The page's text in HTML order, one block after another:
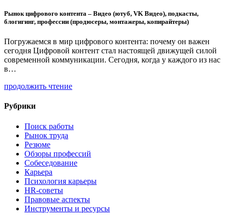
Рынок цифрового контента – Видео (ютуб, VK Видео), подкасты,
блогигинг, профессии (продюсеры, монтажеры, копирайтеры)
Погружаемся в мир цифрового контента: почему он важен
сегодня Цифровой контент стал настоящей движущей силой
современной коммуникации. Сегодня, когда у каждого из нас
в…
продолжить чтение
Рубрики
Поиск работы
Рынок труда
Резюме
Обзоры профессий
Собеседование
Карьера
Психология карьеры
HR-советы
Правовые аспекты
Инструменты и ресурсы